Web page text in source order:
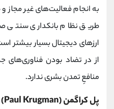
به انجام فعالیت‌های غیر مجاز
طریق نظام بانکداری سنتی
ارزهای دیجیتال بسیار بیشتر
از در تضاد بودن فناوری‌های
منافعِ تمدن بشری ندارد.
پل کراگمن (Paul Krugman)